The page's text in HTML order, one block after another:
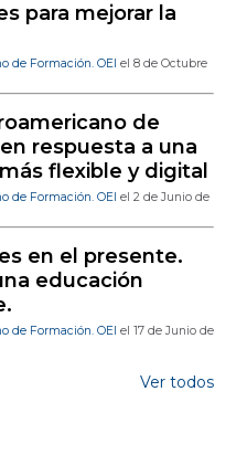
para mejorar la
de Formación. OEI el 8 de Octubre
de
respuesta a una
flexible y digital
de Formación. OEI el 2 de Junio de
en el presente.
educación
de Formación. OEI el 17 de Junio de
Ver todos